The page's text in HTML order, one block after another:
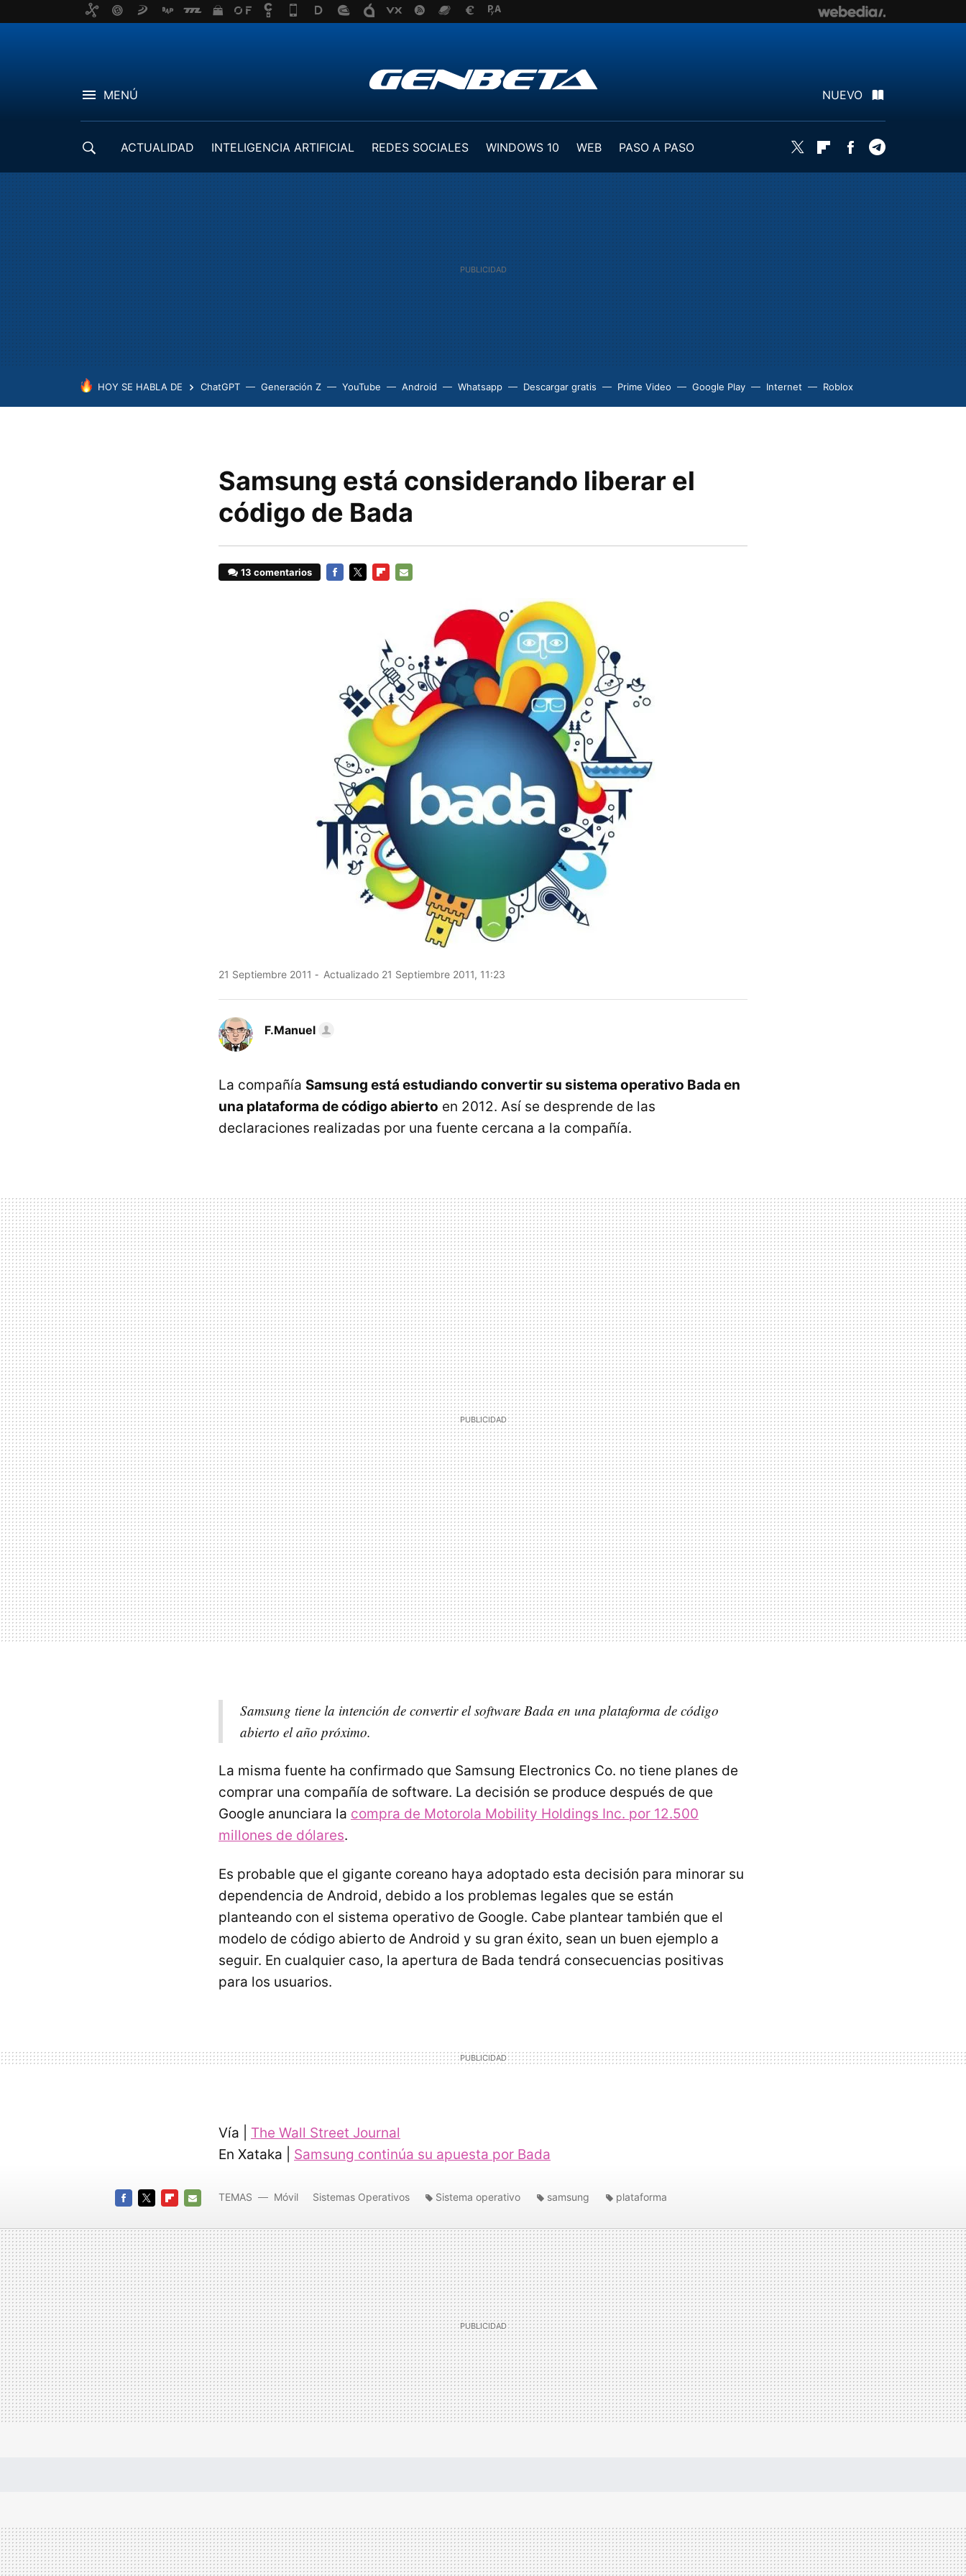
MENÚ NUEVO
ACTUALIDAD INTELIGENCIA ARTIFICIAL REDES SOCIALES WINDOWS 10 WEB
PASO A PASO
Twitter FlipboardFacebook
HOY SE HABLA DE ChatGPT Generación Z YouTube Android Whatsapp Descargar gratis Prime Video Google Play Internet Roblox
Samsung está considerando liberar el
código de Bada
13 comentarios
21 Septiembre 2011 Actualizado 21 Septiembre 2011, 11:23
F.Manuel
La compañía Samsung está estudiando convertir su sistema operativo Bada en
una plataforma de código abierto en 2012. Así se desprende de las
declaraciones realizadas por una fuente cercana a la compañía.
Samsung tiene la intención de convertir el software Bada en una plataforma de código
abierto el año próximo.
La misma fuente ha confirmado que Samsung Electronics Co. no tiene planes de
comprar una compañía de software. La decisión se produce después de que
Google anunciara la compra de Motorola Mobility Holdings Inc. por 12.500
millones de dólares.
Es probable que el gigante coreano haya adoptado esta decisión para minorar su
dependencia de Android, debido a los problemas legales que se están
planteando con el sistema operativo de Google. Cabe plantear también que el
modelo de código abierto de Android y su gran éxito, sean un buen ejemplo a
seguir. En cualquier caso, la apertura de Bada tendrá consecuencias positivas
para los usuarios.
Vía | The Wall Street Journal
En Xataka | Samsung continúa su apuesta por Bada
MAIL
TEMAS Móvil Sistemas Operativos Sistema operativo samsung plataforma